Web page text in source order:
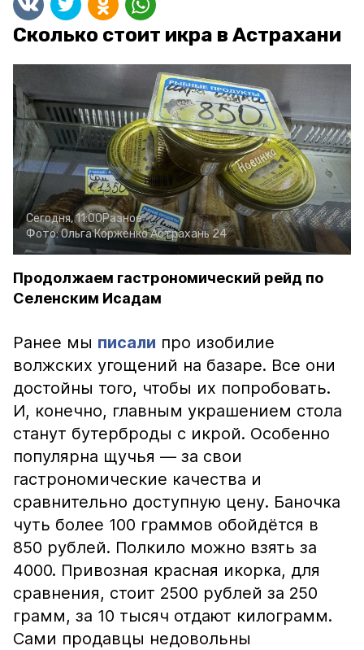
Сколько стоит икра в Астрахани
Сегодня, 11:00Разное
Фото:Ольга КорженкоАстрахань 24
Продолжаем гастрономический рейд по
Селенским Исадам
Ранее мы писали про изобилие
волжских угощений на базаре. Все они
достойны того, чтобы их попробовать.
И, конечно, главным украшением стола
станут бутерброды с икрой. Особенно
популярна щучья — за свои
гастрономические качества и
сравнительно доступную цену. Баночка
чуть более 100 граммов обойдётся в
850 рублей. Полкило можно взять за
4000. Привозная красная икорка, для
сравнения, стоит 2500 рублей за 250
грамм, за 10 тысяч отдают килограмм.
Сами продавцы недовольны